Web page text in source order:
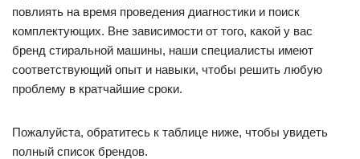
повлиять на время проведения диагностики и поиск
комплектующих. Вне зависимости от того, какой у вас
бренд стиральной машины, наши специалисты имеют
соответствующий опыт и навыки, чтобы решить любую
проблему в кратчайшие сроки.
Пожалуйста, обратитесь к таблице ниже, чтобы увидеть
полный список брендов.